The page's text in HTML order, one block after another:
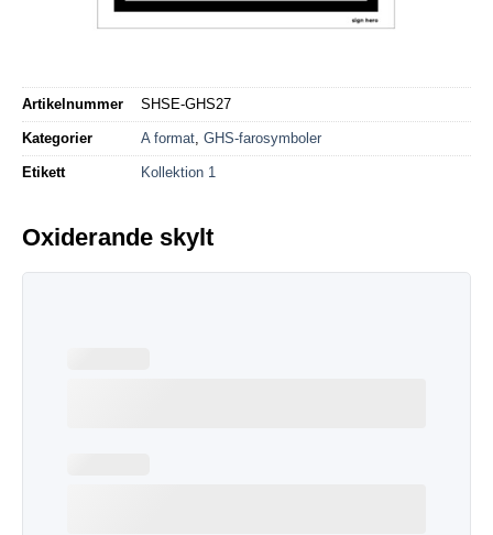
Artikelnummer SHSE-GHS27
Kategorier A format GHS-farosymboler
Etikett Kollektion 1
Oxiderande skylt